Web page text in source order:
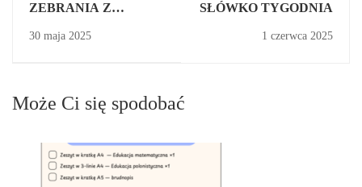
ZEBRANIA Z
30 maja 2025
SŁÓWKO TYGODNIA
1 czerwca 2025
Może Ci się spodobać